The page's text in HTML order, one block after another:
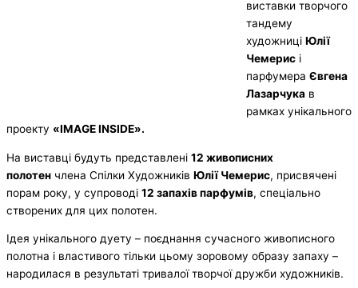
виставки творчого
тандему
художниці Юлії
Чемерис і
парфумера Євгена
Лазарчука в
рамках унікального
проекту «IMAGE INSIDE».
На виставці будуть представлені 12 живописних
полотен члена Спілки Художників Юлії Чемерис, присвячені
порам року, у супроводі 12 запахів парфумів, спеціально
створених для цих полотен.
Ідея унікального дуету – поєднання сучасного живописного
полотна і властивого тільки цьому зоровому образу запаху –
народилася в результаті тривалої творчої дружби художників.